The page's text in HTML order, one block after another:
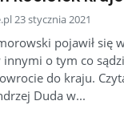
23 stycznia 2021
pojawił się
innymi o tym co
do kraju.
Duda w...